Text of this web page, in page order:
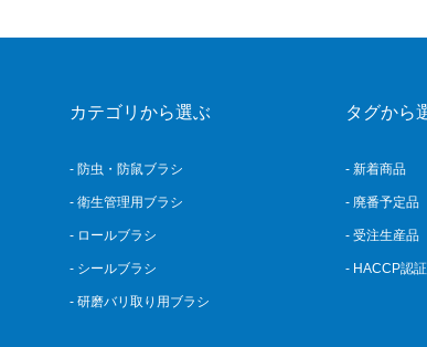
カテゴリから選ぶ
- 防虫・防鼠ブラシ
- 衛生管理用ブラシ
- ロールブラシ
- シールブラシ
- 研磨バリ取り用ブラシ
タグから
- 新着商品
- 廃番予定品
- 受注生産品
- HACCP認